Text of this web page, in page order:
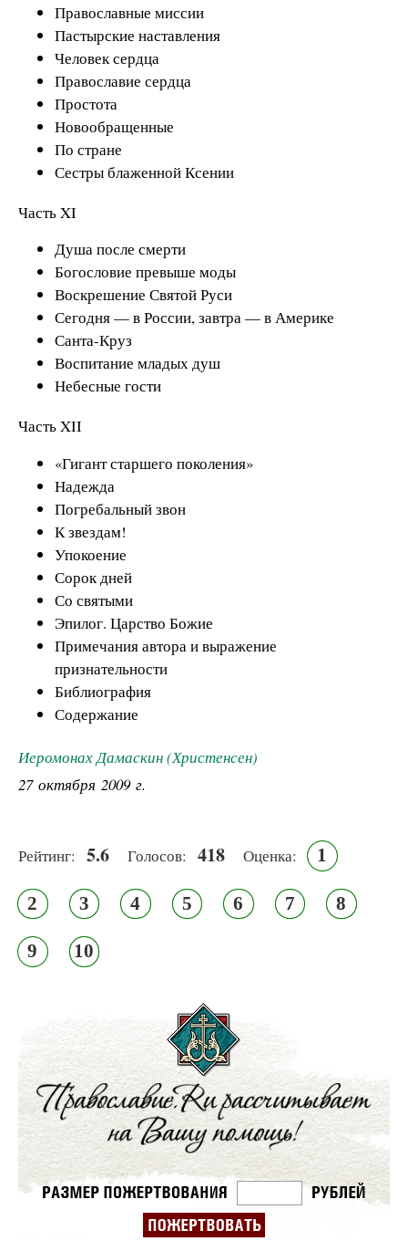
Православные миссии
Пастырские наставления
Человек сердца
Православие сердца
Простота
Новообращенные
По стране
Сестры блаженной Ксении
Часть XI
Душа после смерти
Богословие превыше моды
Воскрешение Святой Руси
Сегодня — в России, завтра — в Америке
Санта-Круз
Воспитание младых душ
Небесные гости
Часть XII
«Гигант старшего поколения»
Надежда
Погребальный звон
К звездам!
Упокоение
Сорок дней
Со святыми
Эпилог. Царство Божие
Примечания автора и выражение
признательности
Библиография
Содержание
Иеромонах Дамаскин (Христенсен)
27 октября 2009 г.
Рейтинг: 5.6 Голосов: 418 Оценка: 1
2 3 4 5 6 7 8
9 10